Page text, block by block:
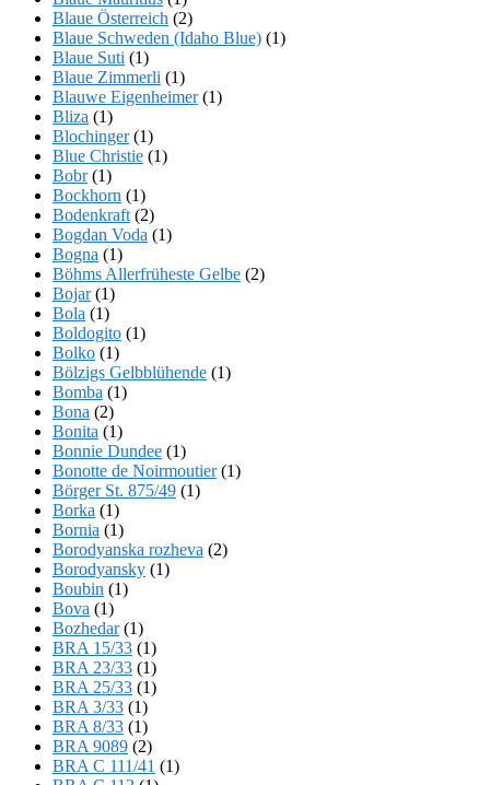
Blaue Österreich (2)
Blaue Schweden (Idaho Blue) (1)
Blaue Suti (1)
Blaue Zimmerli (1)
Blauwe Eigenheimer(1)
Bliza (1)
Blochinger(1)
Blue Christie (1)
Bobr(1)
Bockhorn (1)
Bodenkraft (2)
Bogdan Voda (1)
Bogna (1)
Böhms Allerfrüheste Gelbe (2)
Bojar(1)
Bola (1)
Boldogito (1)
Bolko (1)
Bölzigs Gelbblühende (1)
Bomba (1)
Bona (2)
Bonita (1)
Bonnie Dundee (1)
Bonotte de Noirmoutier(1)
Börger St. 875/49 (1)
Borka (1)
Bornia (1)
Borodyanska rozheva (2)
Borodyansky (1)
Boubin (1)
Bova (1)
Bozhedar(1)
BRA 15/33 (1)
BRA 23/33 (1)
BRA 25/33 (1)
BRA 3/33 (1)
BRA 8/33 (1)
BRA 9089 (2)
BRA C 111/41 (1)